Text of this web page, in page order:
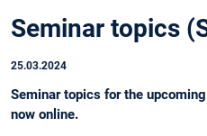
Seminar topics
25.03.2024
Seminar topics for the
now online.